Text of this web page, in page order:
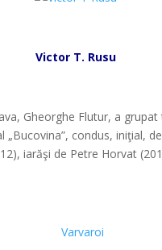
Victor T. Rusu
Gheorghe Flutur, a
condus, iniţial,
iarăşi de Petre Horvat